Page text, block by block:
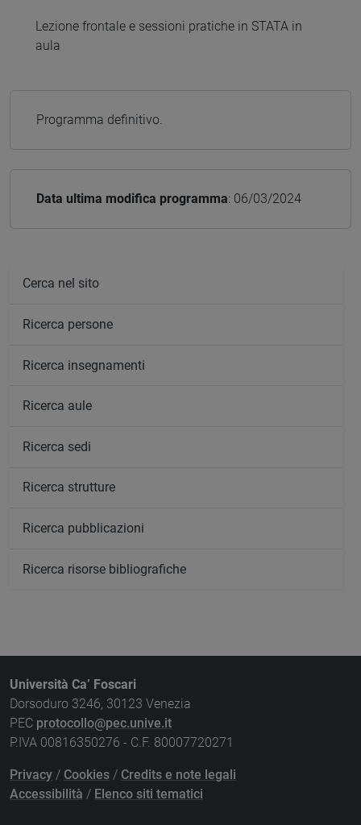
Lezione frontale e sessioni pratiche in STATA in
aula
Programma definitivo.
Data ultima modifica programma: 06/03/2024
Cerca nel sito
Ricerca persone
Ricerca insegnamenti
Ricerca aule
Ricerca sedi
Ricerca strutture
Ricerca pubblicazioni
Ricerca risorse bibliografiche
Università Ca’ Foscari
Dorsoduro 3246, 30123 Venezia
PEC protocollo@pec.unive.it
P.IVA 00816350276 - C.F. 80007720271
Privacy / Cookies / Credits e note legali
Accessibilità / Elenco siti tematici